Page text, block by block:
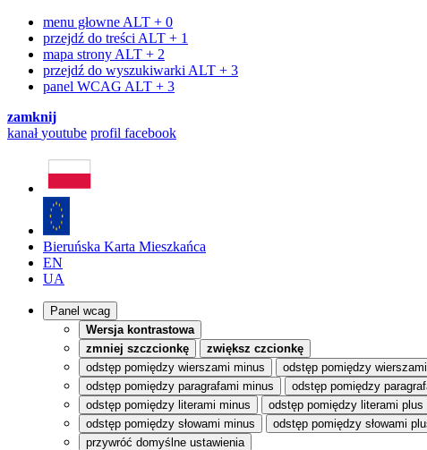
menu głowne ALT + 0
przejdź do treści ALT + 1
mapa strony ALT + 2
przejdź do wyszukiwarki ALT + 3
panel WCAG ALT + 3
zamknij
kanałyoutube profil facebook
Bieruńska Karta Mieszkańca
EN
UA
Panel wcag
Wersja kontrastowa
zmniej szczcionkę
zwiększ czcionkę
odstęp pomiędzy wierszami minus
odstęp pomiędzy
odstęp pomiędzy paragrafami minus
odstęp pomiędzy
odstęp pomiędzy literami minus
odstęp pomiędzy literami plus
odstęp pomiędzy słowami minus
odstęp pomiędzy słowami
przywróć domyślne ustawienia